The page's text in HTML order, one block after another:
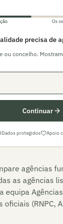
Os
precisa de
ou concelho.
Continuar
Dados protegidos Apoio
agências
as agências
equipa
oficiais (RNPC,